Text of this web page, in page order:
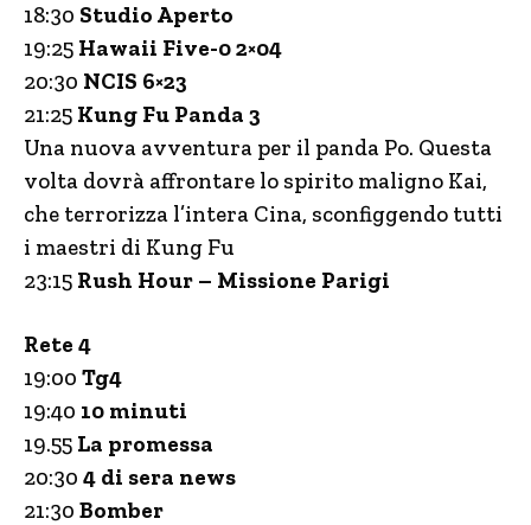
18:30 Studio Aperto
19:25 Hawaii Five-0 2×04
20:30 NCIS 6×23
21:25 Kung Fu Panda 3
Una nuova avventura per il panda Po. Questa
volta dovrà affrontare lo spirito maligno Kai,
che terrorizza l’intera Cina, sconfiggendo tutti
i maestri di Kung Fu
23:15 Rush Hour – Missione Parigi
Rete 4
19:00 Tg4
19:40 10 minuti
19.55 La promessa
20:30 4 di sera news
21:30 Bomber